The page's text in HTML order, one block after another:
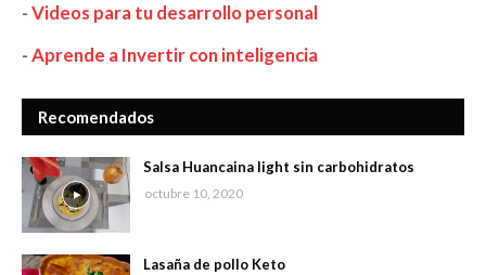
-Videos para tu desarrollo personal
-Aprende a Invertir con inteligencia
Recomendados
Salsa Huancaina light sin carbohidratos
octubre 10, 2020
Lasaña de pollo Keto